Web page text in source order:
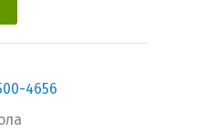
4656